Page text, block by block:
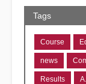
Tags
Course
news
Results